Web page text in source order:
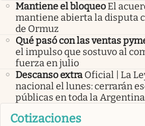
Mantiene el bloqueoEl
mantiene abierta la disputa
de Ormuz
Qué pasó con las ventas
el impulso que sostuvo al
fuerza en julio
Descanso extra Oficial | La
nacional el lunes: cerrarán
públicas en toda la Argentina
Cotizaciones